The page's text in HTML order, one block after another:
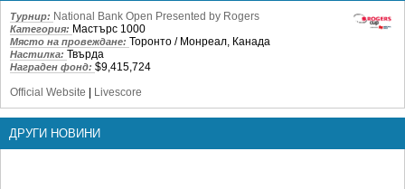
Турнир: National Bank Open Presented by Rogers
Категория: Мастърс 1000
Място на провеждане: Торонто / Монреал, Канада
Настилка: Твърда
Награден фонд: $9,415,724
Official Website
Livescore
ДРУГИ НОВИНИ